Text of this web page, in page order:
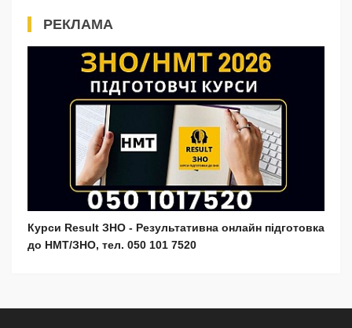
РЕКЛАМА
Курси Result ЗНО - Результативна онлайн підготовка
до НМТ/ЗНО, тел. 050 101 7520